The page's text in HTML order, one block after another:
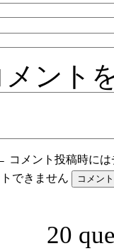
メント
コメント投稿時に
トできません
20